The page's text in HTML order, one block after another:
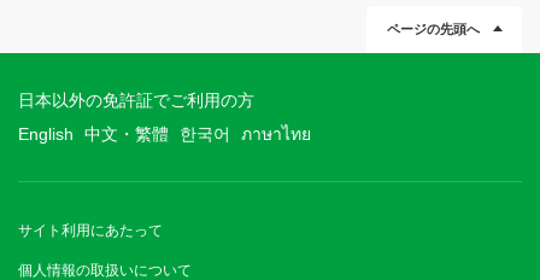
ページの先頭へ
日本以外の免許証でご利用の方
English
中文・繁體 한국어 ภาษาไทย
サイト利用にあたって
個人情報の取扱いについて